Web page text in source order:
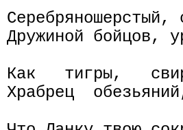
Дружиной бойцов,
Как   тигры,
Храбрец